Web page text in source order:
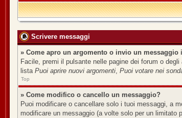
Scrivere messaggi
» Come apro un argomento o invio un messaggio
Facile, premi il pulsante nelle pagine dei forum o
lista Puoi aprire nuovi argomenti, Puoi votare nei
Top
» Come modifico o cancello un messaggio?
Puoi modificare o cancellare solo i tuoi messaggi, a
modificare un messaggio (a volte solo per un limitato